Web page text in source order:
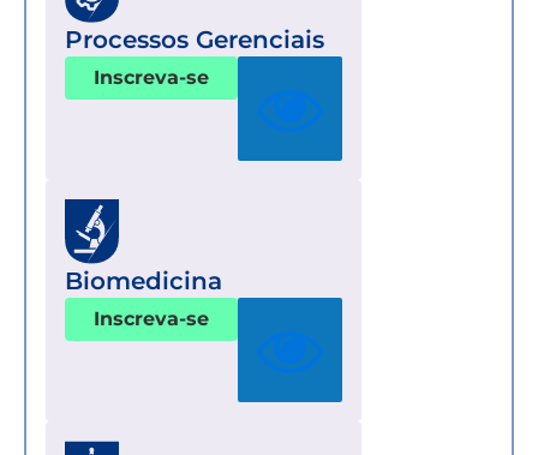
Processos Gerenciais
Inscreva-se
Biomedicina
Inscreva-se